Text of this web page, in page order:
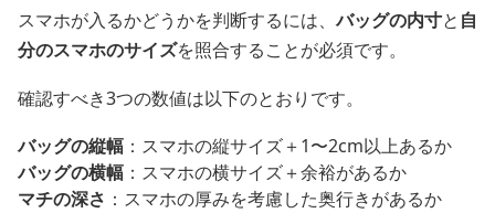
スマホが入るかどうかを判断するには、バッグの内寸と 自
分のスマホのサイズを照合することが必須です。
確認すべき3つの数値は以下のとおりです。
バッグの縦幅 ：スマホの縦サイズ＋1〜2cm以上あるか
バッグの横幅 ：スマホの横サイズ＋余裕があるか
マチの深さ ：スマホの厚みを考慮した奥行きがあるか